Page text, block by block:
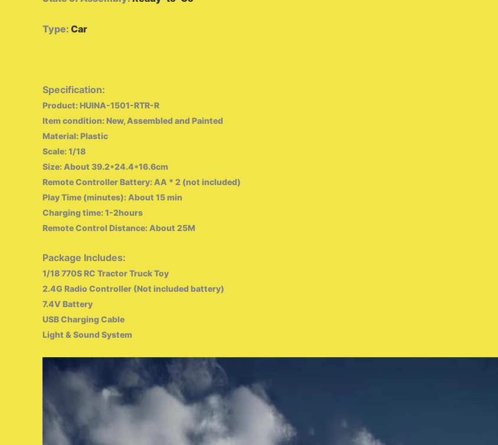
Type: Car
Specification:
Product: HUINA-1501-RTR-R
Item condition: New, Assembled and Painted
Material: Plastic
Scale: 1/18
Size: About 39.2*24.4*16.6cm
Remote Controller Battery: AA * 2 (not included)
Play Time (minutes): About 15 min
Charging time: 1-2hours
Remote Control Distance: About 25M
Package Includes:
1/18 770S RC Tractor Truck Toy
2.4G Radio Controller (Not included battery)
7.4V Battery
USB Charging Cable
Light & Sound System